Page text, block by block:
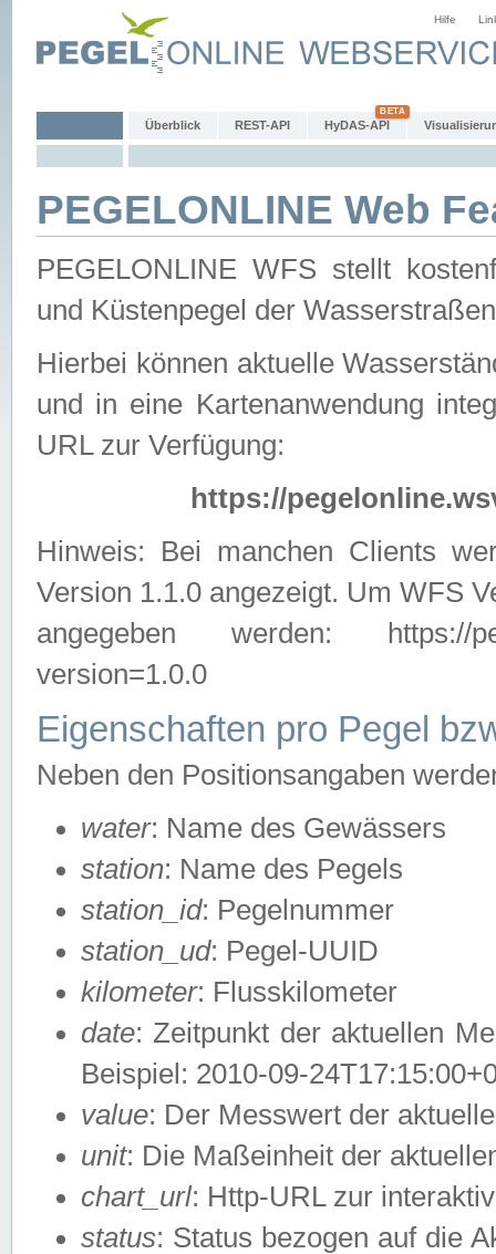
Hilfe
Überblick REST-API HyDAS-API
PEGELONLINE Web
PEGELONLINE WFS stellt
und Küstenpegel der
Hierbei können aktuelle
und in eine Kartenanwendung
URL zur Verfügung:
https://
Hinweis: Bei manchen Clients
Version 1.1.0 angezeigt. Um WFS
angegeben werden: https://
version=1.0.0
Eigenschaften pro Pegel
Neben den Positionsangaben
water: Name des Gewässers
station: Name des Pegels
station_id: Pegelnummer
station_ud: Pegel-UUID
kilometer: Flusskilometer
date: Zeitpunkt der aktuellen
Beispiel: 2010-09-
value: Der Messwert der
unit: Die Maßeinheit der
chart_url: Http-URL zur
status: Status bezogen auf die